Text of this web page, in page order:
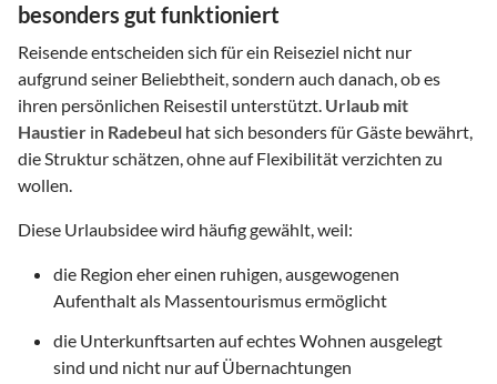
besonders gut funktioniert
Reisende entscheiden sich für ein Reiseziel nicht nur
aufgrund seiner Beliebtheit, sondern auch danach, ob es
ihren persönlichen Reisestil unterstützt. Urlaub mit
Haustier in Radebeul hat sich besonders für Gäste bewährt,
die Struktur schätzen, ohne auf Flexibilität verzichten zu
wollen.
Diese Urlaubsidee wird häufig gewählt, weil:
die Region eher einen ruhigen, ausgewogenen
Aufenthalt als Massentourismus ermöglicht
die Unterkunftsarten auf echtes Wohnen ausgelegt
sind und nicht nur auf Übernachtungen